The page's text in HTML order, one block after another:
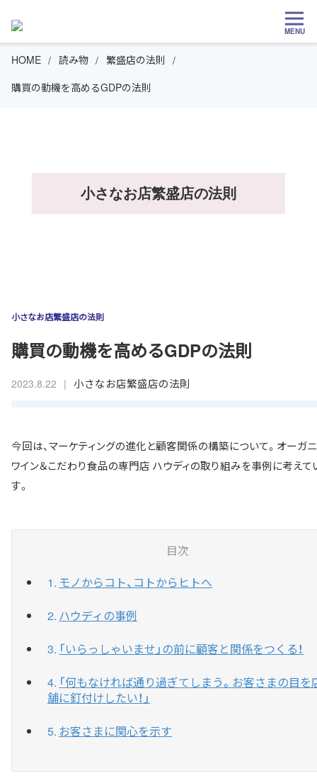
MENU
HOME 読み物
繁盛店の法則
購買の動機を高めるGDPの法則
小さなお店繁盛店の法則
小さなお店繁盛店の法則
購買の動機を高めるGDPの法則
2023.8.22 | 小さなお店繁盛店の法則
今回は、マーケティングの進化と顧客関係の構築について。オーガ
ワイン＆こだわり食品の専門店 ハウディの取り組みを事例に考えて
す。
目次
モノからコト、コトからヒトへ
ハウディの事例
「いらっしゃいませ」の前に顧客と関係をつくる！
「何もなければ通り過ぎてしまう。お客さまの目を
舗に釘付けしたい！」
お客さまに関心を示す